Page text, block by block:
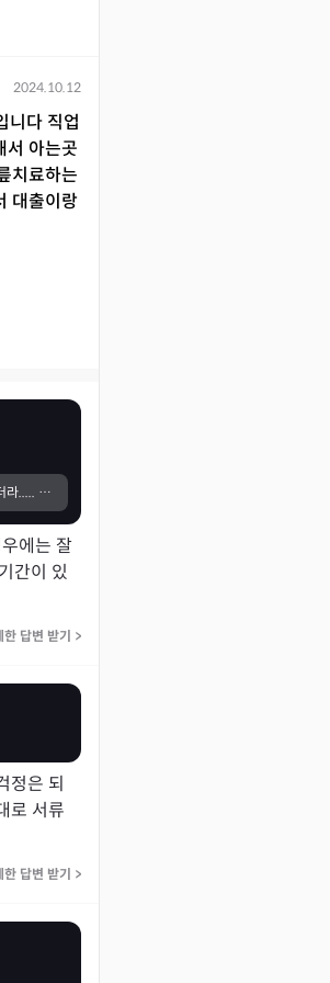
2024.10.12
다 직업
서 아는곳
치료하는
대출이랑
항상 이상한 사람이라고 생각하는 건 틀리지 않더라..... 😭 저 진짜 연애할 수 있는 거 맞죠.. 이상한 사람이랑 안 이상한 사람이랑 구분하는 방법을 진짜 모르겠어요ㅠ 맨날 괜찮은 사람이라고 데려오면 이상한 사람이고 괜찮지 않다라고 생각하면 괜찮은 사람이고
에는 잘
간이 있
한 답변 받기 >
정은 되
로 서류
한 답변 받기 >